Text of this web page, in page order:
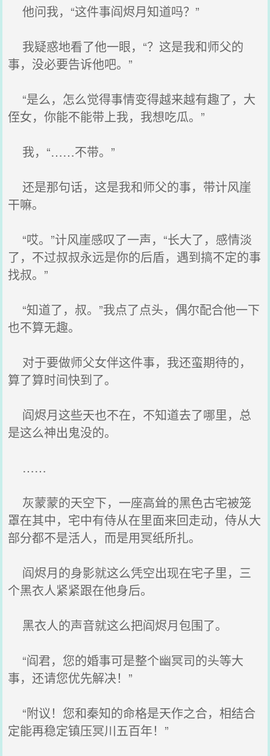
他问我，“这件事阎烬月知道吗？”
我疑惑地看了他一眼，“？这是我和师父的
事，没必要告诉他吧。”
“是么，怎么觉得事情变得越来越有趣了，大
侄女，你能不能带上我，我想吃瓜。”
我，“……不带。”
还是那句话，这是我和师父的事，带计风崖
干嘛。
“哎。”计风崖感叹了一声，“长大了，感情淡
了，不过叔叔永远是你的后盾，遇到搞不定的事
找叔。”
“知道了，叔。”我点了点头，偶尔配合他一下
也不算无趣。
对于要做师父女伴这件事，我还蛮期待的，
算了算时间快到了。
阎烬月这些天也不在，不知道去了哪里，总
是这么神出鬼没的。
……
灰蒙蒙的天空下，一座高耸的黑色古宅被笼
罩在其中，宅中有侍从在里面来回走动，侍从大
部分都不是活人，而是用冥纸所扎。
阎烬月的身影就这么凭空出现在宅子里，三
个黑衣人紧紧跟在他身后。
黑衣人的声音就这么把阎烬月包围了。
“阎君，您的婚事可是整个幽冥司的头等大
事，还请您优先解决！”
“附议！您和秦知的命格是天作之合，相结合
定能再稳定镇压冥川五百年！”